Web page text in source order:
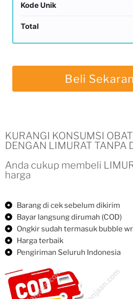
Kode Unik
Total
Beli
KURANGI KONSUMSI
DENGAN LIMURAT TANPA
Anda cukup membeli
harga
Barang di cek sebelum dikirim
Bayar langsung dirumah (COD)
Ongkir sudah termasuk bubble
Harga terbaik
Pengiriman Seluruh Indonesia